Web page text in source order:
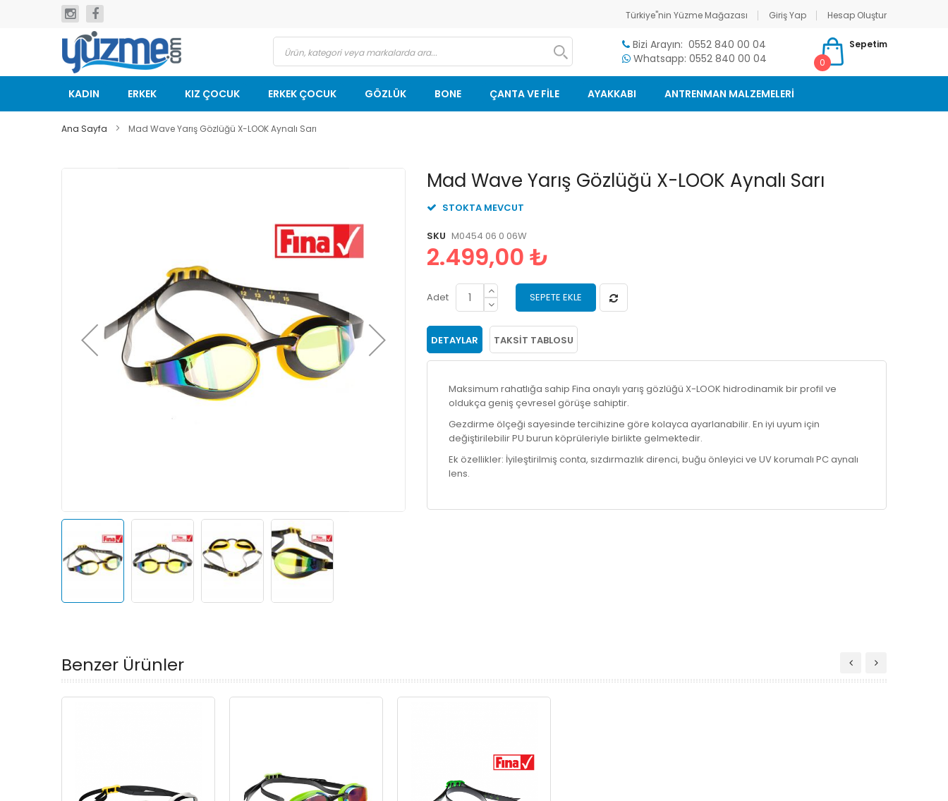
Türkiye"nin Yüzme Mağazası Giriş Yap
Hesap Oluştur
geç
Bizi Arayın: 0552 840 00 04
Whatsapp: 0552 840 00 04
Sepetim
0
KADIN ERKEK KIZ ÇOCUK ERKEK ÇOCUK GÖZLÜK BONE ÇANTA VE FİLE AYAKKABI ANTRENMAN MALZEMELERİ
Ana Sayfa Mad Wave Yarış Gözlüğü X-LOOK Aynalı Sarı
Mad Wave Yarış Gözlüğü X-LOOK Aynalı Sarı
STOKTA MEVCUT
SKU M0454 06 0 06W
2.499,00 ₺
Adet SEPETE EKLE
DETAYLAR TAKSIT TABLOSU
Maksimum rahatlığa sahip Fina onaylı yarış gözlüğü X-LOOK hidrodinamik bir profil ve
oldukça geniş çevresel görüşe sahiptir.
Gezdirme ölçeği sayesinde tercihizine göre kolayca ayarlanabilir. En iyi uyum için
değiştirilebilir PU burun köprüleriyle birlikte gelmektedir.
Ek özellikler: İyileştirilmiş conta, sızdırmazlık direnci, buğu önleyici ve UV korumalı PC aynalı
lens.
Resim
galerisinin
başlangıcına
Benzer Ürünler